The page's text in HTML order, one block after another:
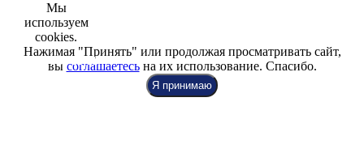
+7 (812) 942-00-99
+7 (812) 918-80-40
+7 (812) 926-86-86
Мы
используем
cookies.
Нажимая "Принять" или продолжая просматривать сайт,
вы соглашаетесьна их использование. Спасибо.
Я принимаю